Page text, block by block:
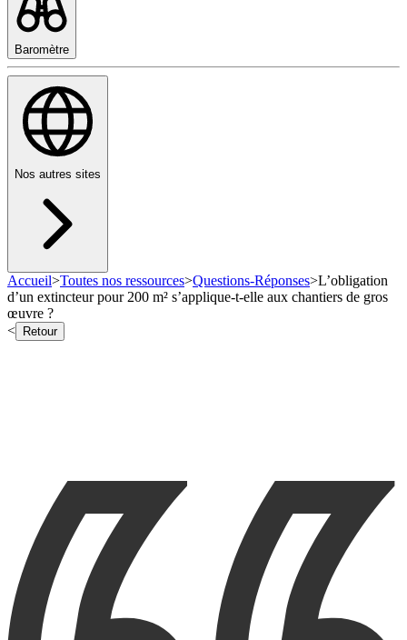
Baromètre
Nos autres sites
Accueil>Toutes nos ressources>Questions-Réponses>L’obligation
d’un extincteur pour 200 m² s’applique-t-elle aux chantiers de gros
œuvre ?
<
Retour